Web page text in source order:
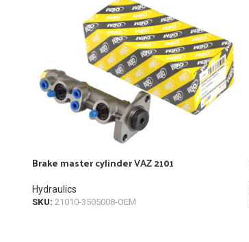
Brake master cylinder VAZ 2101
Hydraulics
SKU: 21010-3505008-OEM